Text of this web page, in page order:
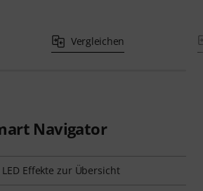
Vergleichen
Navigator
Effekte zur Übersicht